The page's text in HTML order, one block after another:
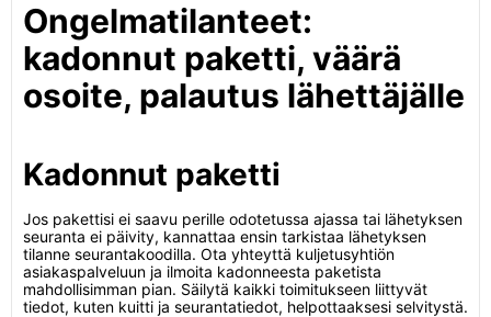
Ongelmatilanteet:
kadonnut paketti, väärä
osoite, palautus lähettäjälle
Kadonnut paketti
Jos pakettisi ei saavu perille odotetussa ajassa tai lähetyksen
seuranta ei päivity, kannattaa ensin tarkistaa lähetyksen
tilanne seurantakoodilla. Ota yhteyttä kuljetusyhtiön
asiakaspalveluun ja ilmoita kadonneesta paketista
mahdollisimman pian. Säilytä kaikki toimitukseen liittyvät
tiedot, kuten kuitti ja seurantatiedot, helpottaaksesi selvitystä.